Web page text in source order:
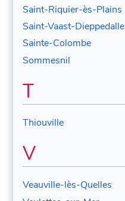
Saint-Riquier-ès-Plains
Saint-Vaast-Dieppedalle
Sainte-Colombe
Sommesnil
T
Thiouville
V
Veauville-lès-Quelles